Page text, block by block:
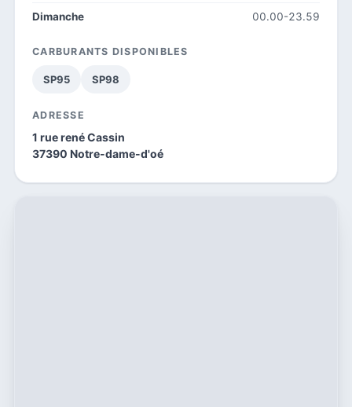
Dimanche 00.00-23.59
CARBURANTS DISPONIBLES
SP95 SP98
ADRESSE
1 rue rené Cassin
37390 Notre-dame-d'oé